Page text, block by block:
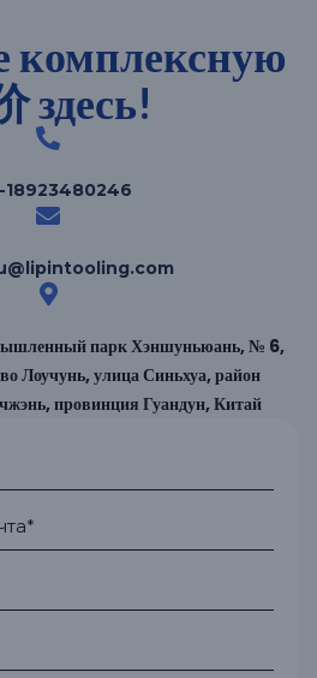
комплексную
здесь!
18923480246
парк Хэншуньюань, № 6,
Лоучунь, улица Синьхуа, район
провинция Гуандун, Китай